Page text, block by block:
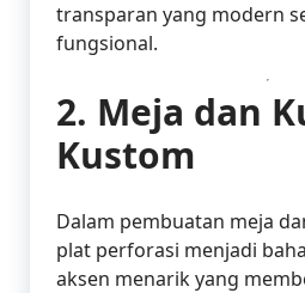
transparan yang modern
fungsional.
2. Meja dan
Kustom
Dalam pembuatan meja
plat perforasi menjadi
aksen menarik yang